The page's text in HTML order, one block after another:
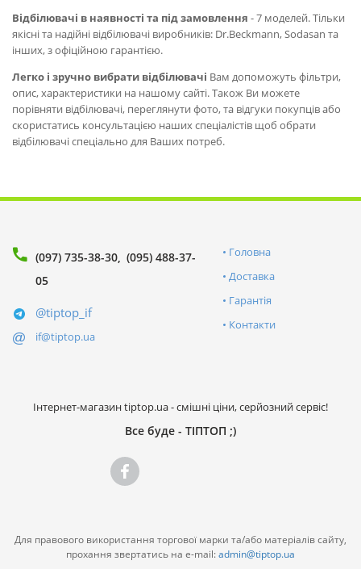
Відбілювачі в наявності та під замовлення - 7 моделей. Тільки
якісні та надійні відбілювачі виробників: Dr.Beckmann, Sodasan та
інших, з офіційною гарантією.
Легко і зручно вибрати відбілювачі Вам допоможуть фільтри,
опис, характеристики на нашому сайті. Також Ви можете
порівняти відбілювачі, переглянути фото, та відгуки покупців або
скористатись консультацією наших спеціалістів щоб обрати
відбілювачі спеціально для Ваших потреб.
(097) 735-38-30 (095) 488-37-
05
@tiptop_if
if@tiptop.ua
Головна
Доставка
Гарантія
Контакти
Інтернет-магазин tiptop.ua - смішні ціни, серйозний сервіс!
Все буде - ТІПТОП ;)
Для правового використання торгової марки та/або матеріалів сайту,
прохання звертатись на e-mail:admin@tiptop.ua